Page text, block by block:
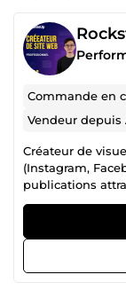
Commande en
Vendeur depuis
Créateur de
(Instagram, Facebook,
publications
Rapide, sérieux